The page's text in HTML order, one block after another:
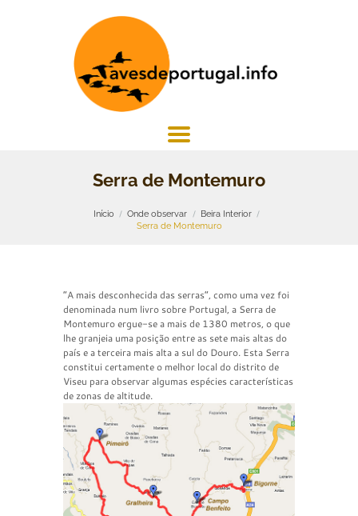
Serra de Montemuro
Início Onde observar
Beira Interior
Serra de Montemuro
“A mais desconhecida das serras”, como uma vez foi
denominada num livro sobre Portugal, a Serra de
Montemuro ergue-se a mais de 1380 metros, o que
lhe granjeia uma posição entre as sete mais altas do
país e a terceira mais alta a sul do Douro. Esta Serra
constitui certamente o melhor local do distrito de
Viseu para observar algumas espécies características
de zonas de altitude.